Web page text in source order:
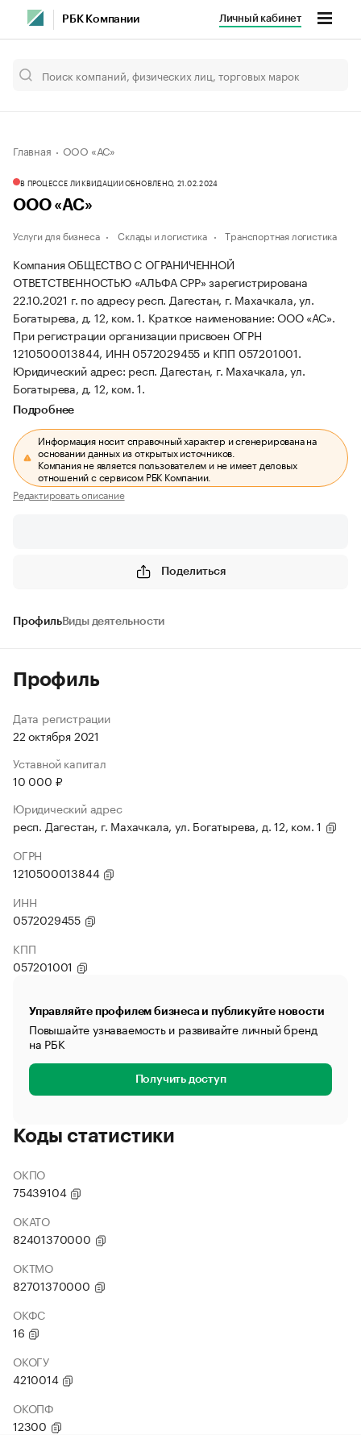
РБК Компании Личный кабинет
Главная ООО «АС»
В ПРОЦЕССЕ ЛИКВИДАЦИИОБНОВЛЕНО, 21.02.2024
ООО «АС»
Услуги для бизнеса Склады и логистика Транспортная логистика
Компания ОБЩЕСТВО С ОГРАНИЧЕННОЙ
ОТВЕТСТВЕННОСТЬЮ «АЛЬФА СРР» зарегистрирована
22.10.2021 г. по адресу респ. Дагестан, г. Махачкала, ул.
Богатырева, д. 12, ком. 1. Краткое наименование: ООО «АС».
При регистрации организации присвоен ОГРН
1210500013844, ИНН 0572029455 и КПП 057201001.
Юридический адрес: респ. Дагестан, г. Махачкала, ул.
Богатырева, д. 12, ком. 1.
Подробнее
Информация носит справочный характер и сгенерирована на
основании данных из открытых источников.
Компания не является пользователем и не имеет деловых
отношений с сервисом РБК Компании.
Редактировать описание
Поделиться
ПрофильВиды деятельности
Профиль
Дата регистрации
22 октября 2021
Уставной капитал
10 000 ₽
Юридический адрес
респ. Дагестан, г. Махачкала, ул. Богатырева, д. 12, ком. 1
ОГРН
1210500013844
ИНН
0572029455
КПП
057201001
Управляйте профилем бизнеса и публикуйте новости
Повышайте узнаваемость и развивайте личный бренд
на РБК
Получить доступ
Коды статистики
ОКПО
75439104
ОКАТО
82401370000
ОКТМО
82701370000
ОКФС
16
ОКОГУ
4210014
ОКОПФ
12300